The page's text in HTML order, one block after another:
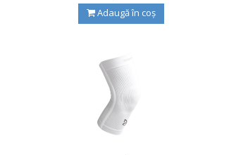
Adaugă în coș